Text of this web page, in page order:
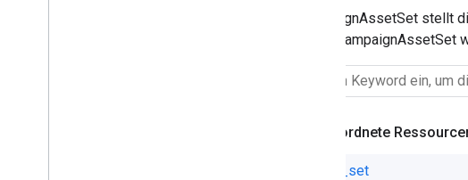
CampaignAssetSet stellt
eines CampaignAssetSet
Zugeordnete
asset_set